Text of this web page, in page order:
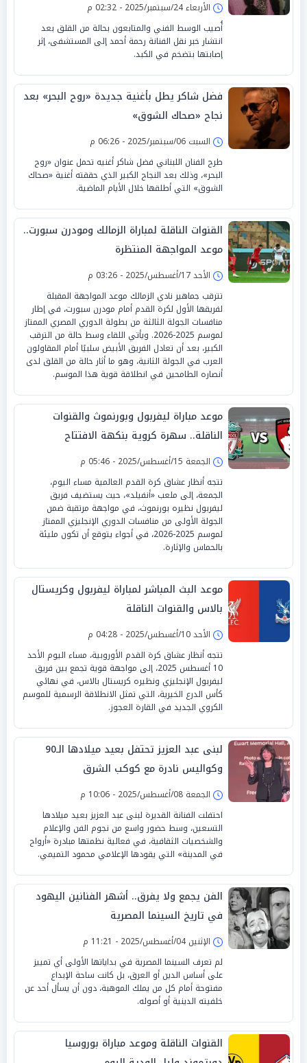
الأربعاء 24/سبتمبر/2025 - 02:32 م
أُصيب الوسط الفني والمتابعون بحالة من القلق بعد
انتشار خبر نقل الفنانة رحمة أحمد إلى المستشفى، إثر
إصابتها بتضخم في الكبد.
فضل شاكر يطل بأغنية جديدة «روح البحر» بعد
نجاح «صحاك الشوق»
السبت 06/سبتمبر/2025 - 06:26 م
طرح الفنان اللبناني فضل شاكر أغنيه تحمل عنوان «روح
البحر»، وذلك بعد النجاح الكبير الذي حققته أغنية «صحاك
الشوق» التي أطلقها خلال الأيام الماضية.
القنوات الناقلة لمباراة الزمالك ومودرن سبورت..
موعد المواجهة المنتظرة
الأحد 17/أغسطس/2025 - 03:26 م
تترقب جماهير نادي الزمالك موعد المواجهة المقبلة
لفريقها الأول لكرة القدم أمام مودرن سبورت، في إطار
منافسات الجولة الثالثة من بطولة الدوري المصري الممتاز
لموسم 2025-2026. ويأتي اللقاء وسط حالة من الترقب
الكبير، بعد أن تعادل الفريق الأبيض سلبيًا أمام المقاولون
العرب في الجولة الثانية، وهو ما أثار حالة من القلق لدى
أنصاره الطامحين في انطلاقة قوية هذا الموسم.
موعد مباراة ليفربول وبورنموث والقنوات
الناقلة.. سهرة كروية بنكهة الافتتاح
الجمعة 15/أغسطس/2025 - 05:46 م
تتجه أنظار عشاق كرة القدم العالمية مساء اليوم،
الجمعة، إلى ملعب «أنفيلد»، حيث يستضيف فريق
ليفربول نظيره بورنموث، في مواجهة مرتقبة ضمن
الجولة الأولى من منافسات الدوري الإنجليزي الممتاز
لموسم 2025-2026، في أجواء يتوقع أن تكون مليئة
بالحماس والإثارة.
موعد البث المباشر لمباراة ليفربول وكريستال
بالاس والقنوات الناقلة
الأحد 10/أغسطس/2025 - 04:28 م
تتجه أنظار عشاق كرة القدم الأوروبية، مساء اليوم الأحد
10 أغسطس 2025، إلى مواجهة قوية تجمع بين فريق
ليفربول الإنجليزي ونظيره كريستال بالاس، في نهائي
كأس الدرع الخيرية، التي تمثل الانطلاقة الرسمية للموسم
الكروي الجديد في القارة العجوز.
لبنى عبد العزيز تحتفل بعيد ميلادها الـ90
وكواليس نادرة مع كوكب الشرق
الجمعة 08/أغسطس/2025 - 10:06 م
احتفلت الفنانة القديرة لبنى عبد العزيز بعيد ميلادها
التسعين، وسط حضور واسع من نجوم الفن والإعلام
والشخصيات الثقافية، في فعالية نظمتها مبادرة «أرواح
في المدينة» التي يقودها الإعلامي محمود التميمي.
الفن يجمع ولا يفرق.. أشهر الفنانين اليهود
في تاريخ السينما المصرية
الإثنين 04/أغسطس/2025 - 11:21 م
لم تعرف السينما المصرية في بداياتها الأولى أي تمييز
على أساس الدين أو العرق، بل كانت ساحة الإبداع
مفتوحة أمام كل من يملك الموهبة، دون أن يسأل أحد عن
خلفيته الدينية أو أصوله.
القنوات الناقلة وموعد مباراة بوروسيا